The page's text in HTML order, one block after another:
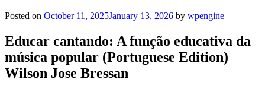
Posted on October 11, 2025January 13, 2026 by wpengine
Educar cantando: A função educativa da
música popular (Portuguese Edition)
Wilson Jose Bressan